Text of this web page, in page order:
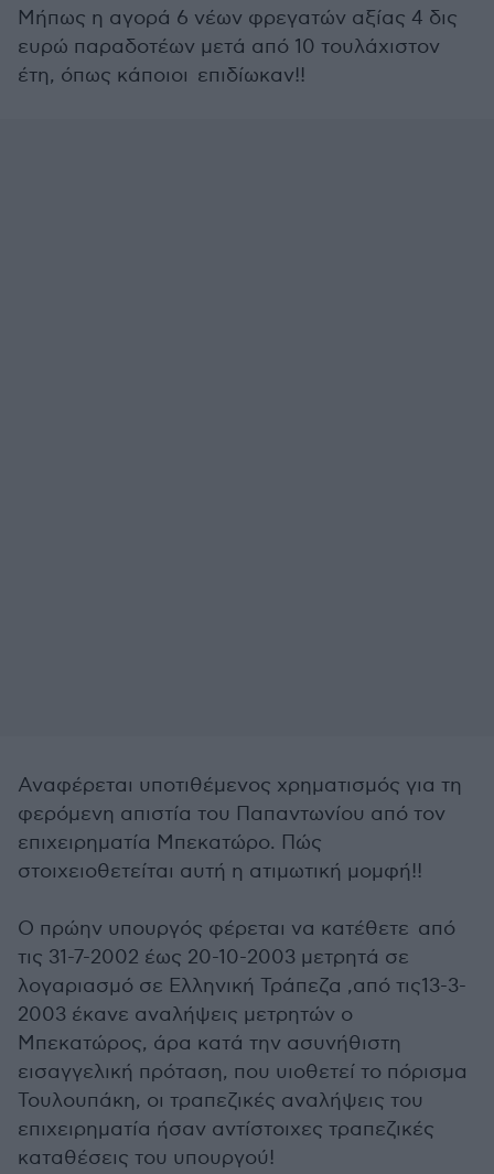
Μήπως η αγορά 6 νέων φρεγατών αξίας 4 δις
ευρώ παραδοτέων μετά από 10 τουλάχιστον
έτη, όπως κάποιοι επιδίωκαν!!
Αναφέρεται υποτιθέμενος χρηματισμός για τη
φερόμενη απιστία του Παπαντωνίου από τον
επιχειρηματία Μπεκατώρο. Πώς
στοιχειοθετείται αυτή η ατιμωτική μομφή!!
Ο πρώην υπουργός φέρεται να κατέθετε από
τις 31-7-2002 έως 20-10-2003 μετρητά σε
λογαριασμό σε Ελληνική Τράπεζα ,από τις13-3-
2003 έκανε αναλήψεις μετρητών ο
Μπεκατώρος, άρα κατά την ασυνήθιστη
εισαγγελική πρόταση, που υιοθετεί το πόρισμα
Τουλουπάκη, οι τραπεζικές αναλήψεις του
επιχειρηματία ήσαν αντίστοιχες τραπεζικές
καταθέσεις του υπουργού!